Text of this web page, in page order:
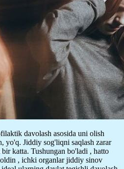
davolash asosida uni olish
yo'q. Jiddiy sog'liqni saqlash zarar
katta. Tushungan bo'ladi , hatto
, ichki organlar jiddiy sinov